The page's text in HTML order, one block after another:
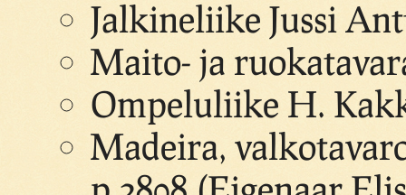
Jalkineliike Jussi
Maito- ja
Ompeluliike H.
Madeira,